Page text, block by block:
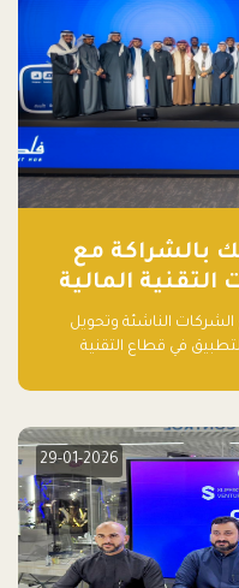
بالشراكة مع
التقنية المالية
الناشئة وتحويل
في قطاع التقنية
29-01-2026